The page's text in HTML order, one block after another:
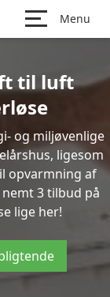
Menu
til luft
og miljøvenlige
ligesom
opvarmning af
3 tilbud på
lige her!